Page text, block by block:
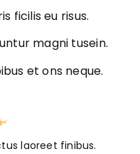
ficilis eu risus.
magni tusein.
et ons neque.
laoreet finibus.